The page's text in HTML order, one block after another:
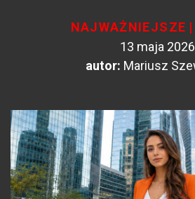
NAJWAŻNIEJSZE |
13 maja 2026
autor: Mariusz